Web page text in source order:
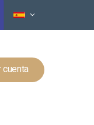
cuenta